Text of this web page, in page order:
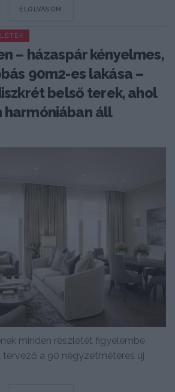
ELOLVASOM
– házaspár kényelmes,
90m2-es lakása –
belső terek, ahol
harmóniában áll
minden részletét figyelembe
tervező a 90 négyzetméteres új